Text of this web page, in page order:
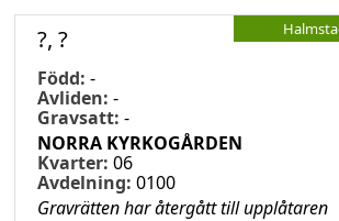
?, ?
Född: -
Avliden: -
Gravsatt: -
NORRA KYRKOGÅRDEN
Kvarter: 06
Avdelning: 0100
Gravrätten har återgått till upplåtaren